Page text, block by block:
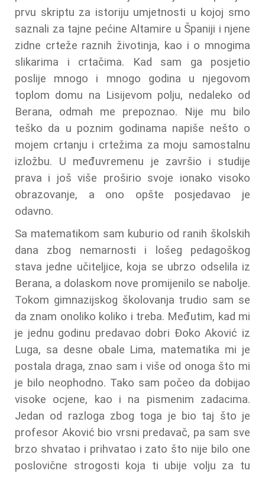
prvu skriptu za istoriju umjetnosti u kojoj smo
saznali za tajne pećine Altamire u Španiji i njene
zidne crteže raznih životinja, kao i o mnogima
slikarima i crtačima. Kad sam ga posjetio
poslije mnogo i mnogo godina u njegovom
toplom domu na Lisijevom polju, nedaleko od
Berana, odmah me prepoznao. Nije mu bilo
teško da u poznim godinama napiše nešto o
mojem crtanju i crtežima za moju samostalnu
izložbu. U međuvremenu je završio i studije
prava i još više proširio svoje ionako visoko
obrazovanje, a ono opšte posjedavao je
odavno.
Sa matematikom sam kuburio od ranih školskih
dana zbog nemarnosti i lošeg pedagoškog
stava jedne učiteljice, koja se ubrzo odselila iz
Berana, a dolaskom nove promijenilo se nabolje.
Tokom gimnazijskog školovanja trudio sam se
da znam onoliko koliko i treba. Međutim, kad mi
je jednu godinu predavao dobri Đoko Aković iz
Luga, sa desne obale Lima, matematika mi je
postala draga, znao sam i više od onoga što mi
je bilo neophodno. Tako sam počeo da dobijao
visoke ocjene, kao i na pismenim zadacima.
Jedan od razloga zbog toga je bio taj što je
profesor Aković bio vrsni predavač, pa sam sve
brzo shvatao i prihvatao i zato što nije bilo one
poslovične strogosti koja ti ubije volju za tu